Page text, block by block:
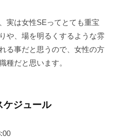
実は女性SEってとても重宝
や、場を明るくするような雰
る事だと思うので、女性の方
種だと思います。
ケジュール